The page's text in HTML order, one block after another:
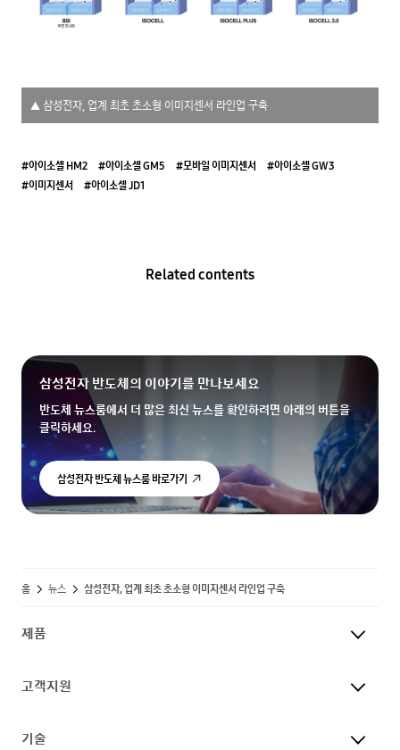
▲ 삼성전자, 업계 최초 초소형 이미지센서 라인업 구축
#아이소셀 HM2 #아이소셀 GM5 #모바일 이미지센서
#아이소셀 GW3
#이미지센서
#아이소셀 JD1
Related contents
삼성전자 반도체의 이야기를 만나보세요
반도체 뉴스룸에서 더 많은 최신 뉴스를 확인하려면 아래의 버튼을
클릭하세요.
삼성전자 반도체 뉴스룸 바로가기
홈 뉴스 삼성전자, 업계 최초 초소형 이미지센서 라인업 구축
제품
고객지원
기술